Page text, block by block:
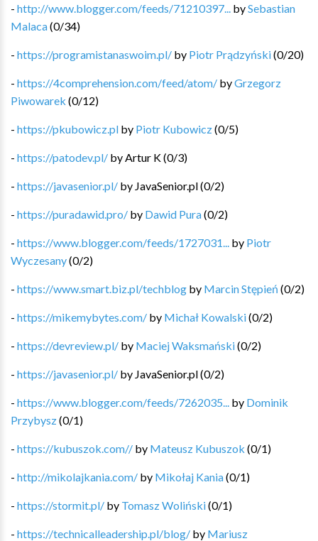
- http://www.blogger.com/feeds/71210397... bySebastian
Malaca(0/34)
- https://programistanaswoim.pl/ by Piotr Prądzyński(0/20)
- https://4comprehension.com/feed/atom/ byGrzegorz
Piwowarek (0/12)
- https://pkubowicz.pl by Piotr Kubowicz(0/5)
- https://patodev.pl/ by Artur K(0/3)
- https://javasenior.pl/ by JavaSenior.pl(0/2)
- https://puradawid.pro/ by Dawid Pura(0/2)
- https://www.blogger.com/feeds/1727031... by Piotr
Wyczesany(0/2)
- https://www.smart.biz.pl/techblog by Marcin Stępień (0/2)
- https://mikemybytes.com/ by Michał Kowalski(0/2)
- https://devreview.pl/ by Maciej Waksmański(0/2)
- https://javasenior.pl/ by JavaSenior.pl(0/2)
- https://www.blogger.com/feeds/7262035... by Dominik
Przybysz(0/1)
- https://kubuszok.com// by Mateusz Kubuszok (0/1)
- http://mikolajkania.com/ by Mikołaj Kania(0/1)
- https://stormit.pl/ by Tomasz Woliński(0/1)
- https://technicalleadership.pl/blog/ by Mariusz